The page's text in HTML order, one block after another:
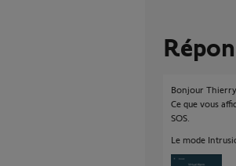
Bonjour Thierry.
Ce que vous
SOS.
Le mode